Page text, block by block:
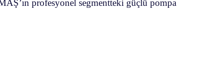
profesyonel segmentteki güçlü pompa